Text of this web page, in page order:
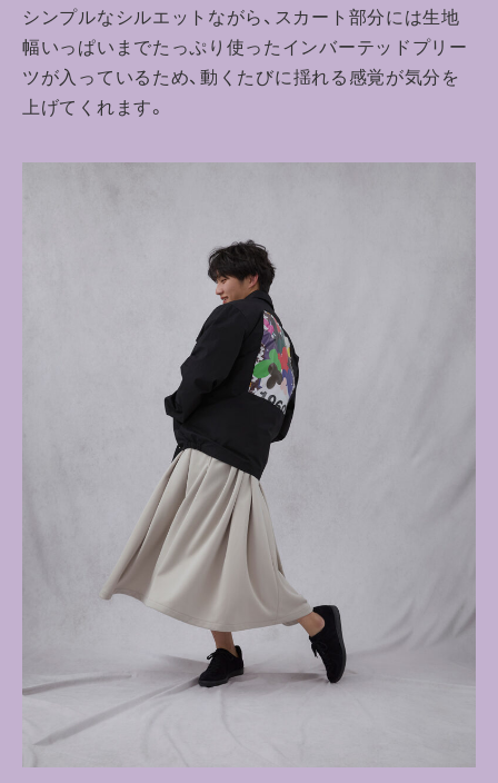
シンプルなシルエットながら、スカート部分には生地
幅いっぱいまでたっぷり使ったインバーテッドプリー
ツが入っているため、 動くたびに揺れる感覚が気分を
上げてくれます。